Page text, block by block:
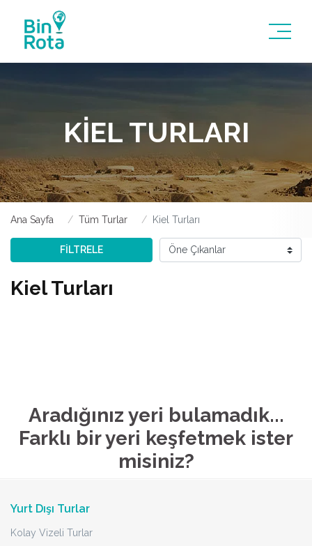
KIEL TURLARI
Ana Sayfa Tüm Turlar Kiel Turları
FİLTRELE
Kiel Turları
Aradığınız yeri bulamadık...
Farklı bir yeri keşfetmek ister
misiniz?
Yurt Dışı Turlar
Kolay Vizeli Turlar